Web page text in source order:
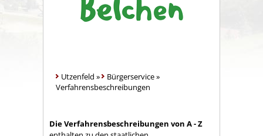
Utzenfeld » Bürgerservice»
Verfahrensbeschreibungen
Die Verfahrensbeschreibungen von A - Z